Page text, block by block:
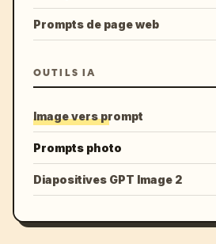
Prompts de page web
OUTILS IA
Image vers prompt
Prompts photo
Diapositives GPT Image 2